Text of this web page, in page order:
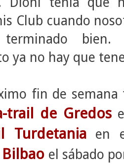
Club cuando
ya no hay que
de semana
trail de Gredos
Turdetaniaen
el sábado